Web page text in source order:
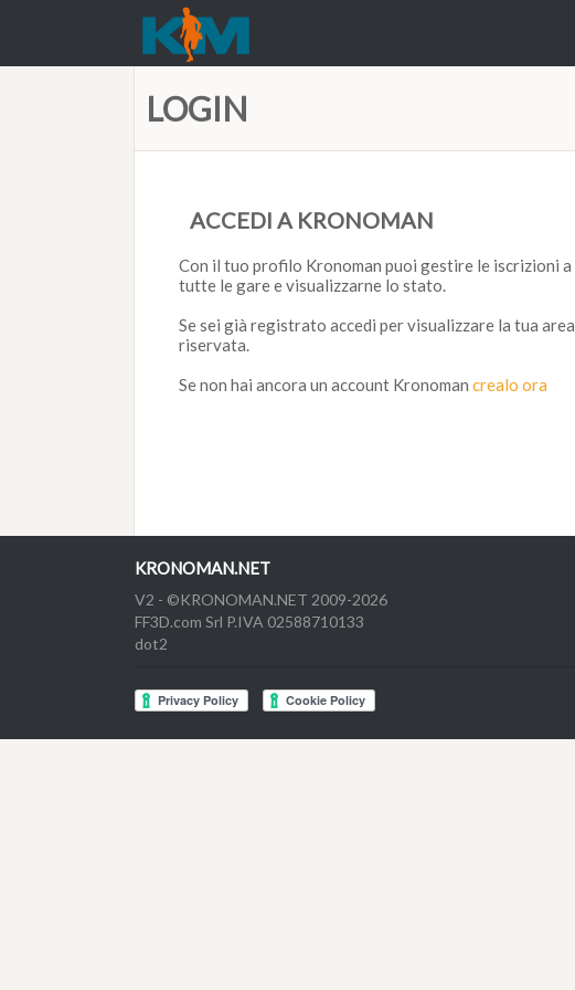
LOGIN
ACCEDI A KRONOMAN
Con il tuo profilo Kronoman puoi gestire le iscrizioni a
tutte le gare e visualizzarne lo stato.
Se sei già registrato accedi per visualizzare la tua area
riservata.
Se non hai ancora un account Kronoman crealo ora
KRONOMAN.NET
V2 - ©KRONOMAN.NET 2009-2026
FF3D.com Srl P.IVA 02588710133
dot2